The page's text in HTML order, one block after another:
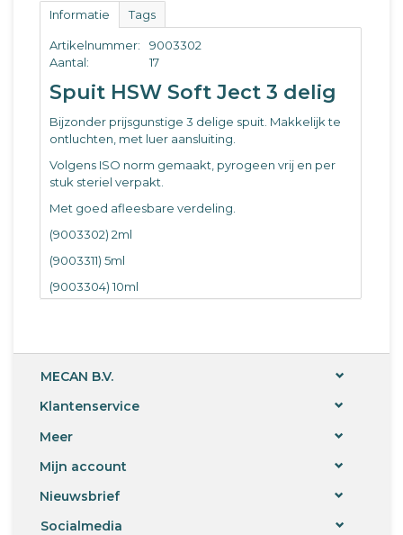
Informatie Tags
Artikelnummer:
9003302
Aantal:
17
Spuit HSW Soft Ject 3 delig
Bijzonder prijsgunstige 3 delige spuit. Makkelijk te
ontluchten, met luer aansluiting.
Volgens ISO norm gemaakt, pyrogeen vrij en per
stuk steriel verpakt.
Met goed afleesbare verdeling.
(9003302) 2ml
(9003311) 5ml
(9003304) 10ml
MECAN B.V.
Klantenservice
Meer
Mijn account
Nieuwsbrief
Socialmedia